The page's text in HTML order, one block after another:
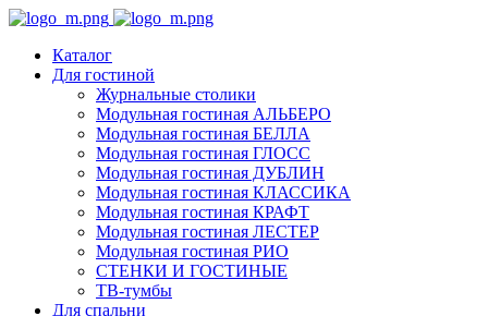
Каталог
Для гостиной
Журнальные столики
Модульная гостиная АЛЬБЕРО
Модульная гостиная БЕЛЛА
Модульная гостиная ГЛОСС
Модульная гостиная ДУБЛИН
Модульная гостиная КЛАССИКА
Модульная гостиная КРАФТ
Модульная гостиная ЛЕСТЕР
Модульная гостиная РИО
СТЕНКИ И ГОСТИНЫЕ
ТВ-тумбы
Для спальни